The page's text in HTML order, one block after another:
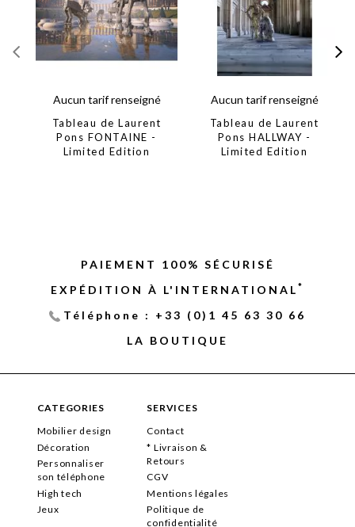
Aucun tarif renseigné
Tableau de Laurent
Pons FONTAINE -
Limited Edition
Aucun tarif renseigné
Tableau de Laurent
Pons HALLWAY -
Limited Edition
PAIEMENT 100% SÉCURISÉ
EXPÉDITION À L'INTERNATIONAL *
Téléphone : +33 (0)1 45 63 30 66
LA BOUTIQUE
CATEGORIES
Mobilier design
Décoration
Personnaliser
son téléphone
High tech
Jeux
SERVICES
Contact
* Livraison &
Retours
CGV
Mentions légales
Politique de
confidentialité